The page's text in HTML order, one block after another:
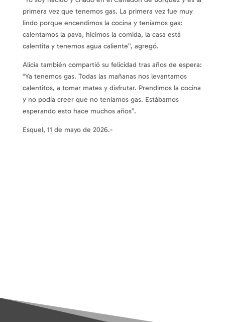
primera vez que tenemos gas. La primera vez fue muy
lindo porque encendimos la cocina y teníamos gas:
calentamos la pava, hicimos la comida, la casa está
calentita y tenemos agua caliente”, agregó.
Alicia también compartió su felicidad tras años de espera:
“Ya tenemos gas. Todas las mañanas nos levantamos
calentitos, a tomar mates y disfrutar. Prendimos la cocina
y no podía creer que no teníamos gas. Estábamos
esperando esto hace muchos años”.
Esquel, 11 de mayo de 2026.-